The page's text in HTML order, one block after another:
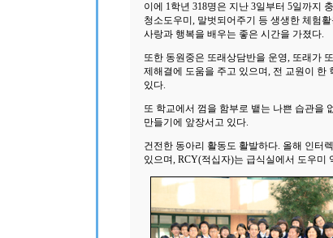
이에 1학년 318명은 지난 3일부터 5일까지
청소도우미, 말벗되어주기 등 생생한 체험
사랑과 행복을 배우는 좋은 시간을 가졌다.
또한 동원중은 또래상담반을 운영, 또래가
제해결에 도움을 주고 있으며, 전 교원이 한
있다.
또 학교에서 껌을 함부로 뱉는 나쁜 습관을
만들기에 앞장서고 있다.
건전한 동아리 활동도 활발하다. 올해 인터
있으며, RCY(적십자)는 급식실에서 도우미